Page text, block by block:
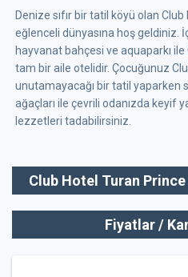
Denize sıfır bir tatil köyü olan
eğlenceli dünyasına hoş geldiniz.
hayvanat bahçesi ve aquaparkı
tam bir aile otelidir. Çocuğunuz
unutamayacağı bir tatil yaparken
ağaçları ile çevrili odanızda keyif
lezzetleri tadabilirsiniz.
Club Hotel Turan
Fiyatlar /